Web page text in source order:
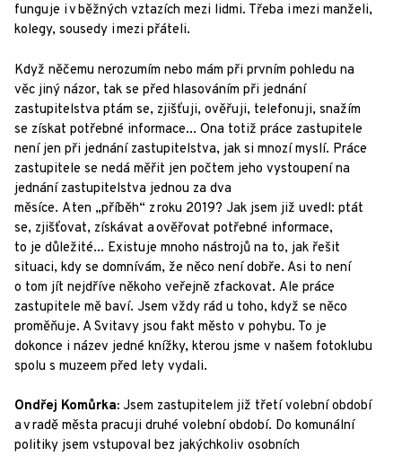
funguje i v běžných vztazích mezi lidmi. Třeba i mezi manželi,
kolegy, sousedy i mezi přáteli.
Když něčemu nerozumím nebo mám při prvním pohledu na
věc jiný názor, tak se před hlasováním při jednání
zastupitelstva ptám se, zjišťuji, ověřuji, telefonuji, snažím
se získat potřebné informace... Ona totiž práce zastupitele
není jen při jednání zastupitelstva, jak si mnozí myslí. Práce
zastupitele se nedá měřit jen počtem jeho vystoupení na
jednání zastupitelstva jednou za dva
měsíce. A ten „příběh“ z roku 2019? Jak jsem již uvedl: ptát
se, zjišťovat, získávat a ověřovat potřebné informace,
to je důležité... Existuje mnoho nástrojů na to, jak řešit
situaci, kdy se domnívám, že něco není dobře. Asi to není
o tom jít nejdříve někoho veřejně zfackovat. Ale práce
zastupitele mě baví. Jsem vždy rád u toho, když se něco
proměňuje. A Svitavy jsou fakt město v pohybu. To je
dokonce i název jedné knížky, kterou jsme v našem fotoklubu
spolu s muzeem před lety vydali.
Ondřej Komůrka: Jsem zastupitelem již třetí volební období
a v radě města pracuji druhé volební období. Do komunální
politiky jsem vstupoval bez jakýchkoliv osobních